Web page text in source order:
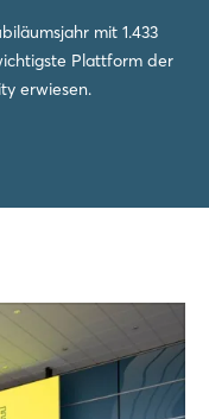
mit 1.433
Plattform der
erwiesen.